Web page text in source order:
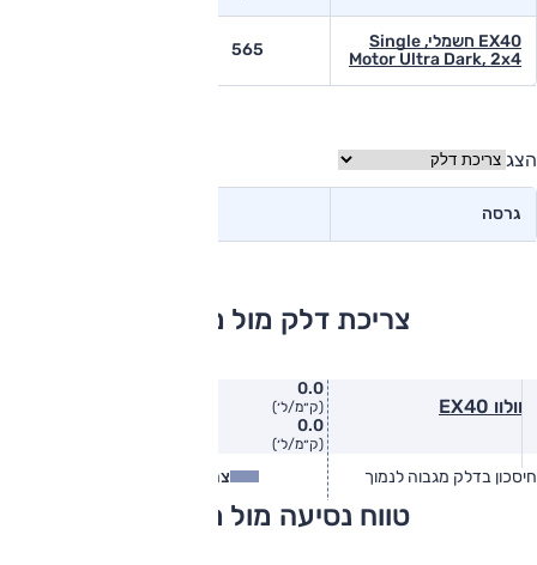
EX40 חשמלי, Single
Motor Ultra Dark, 2x4
565
הצג
גרסה
צריכת דלק מול מתחרים
וולוו EX40
0.0
(ק״מ/ל׳)
0.0
(ק״מ/ל׳)
חיסכון בדלק מגבוה לנמוך צריכת דלק
טווח נסיעה מול מתחרים